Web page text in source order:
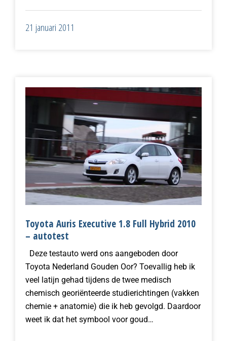
21 januari 2011
Toyota Auris Executive 1.8 Full Hybrid 2010
– autotest
Deze testauto werd ons aangeboden door
Toyota Nederland Gouden Oor? Toevallig heb ik
veel latijn gehad tijdens de twee medisch
chemisch georiënteerde studierichtingen (vakken
chemie + anatomie) die ik heb gevolgd. Daardoor
weet ik dat het symbool voor goud…